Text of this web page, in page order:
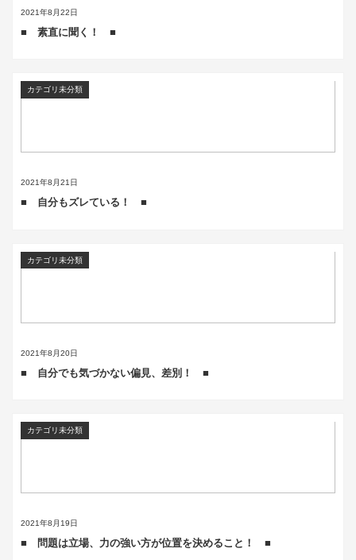
2021年8月22日
■ 素直に聞く！ ■
2021年8月21日
カテゴリ未分類
■ 自分もズレている！ ■
2021年8月20日
カテゴリ未分類
■ 自分でも気づかない偏見、差別！ ■
2021年8月19日
カテゴリ未分類
■ 問題は立場、力の強い方が位置を決めること！ ■